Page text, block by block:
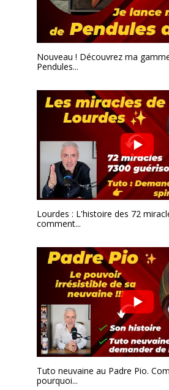
Nouveau ! Découvrez ma
Pendules...
Lourdes : L'histoire des 72
comment...
Tuto neuvaine au Padre Pio.
pourquoi...